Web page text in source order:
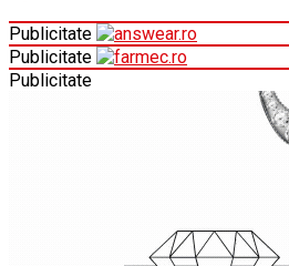
Publicitate
Publicitate
Publicitate